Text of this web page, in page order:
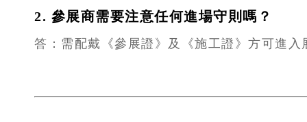
2. 參展商需要注意任何進場守則嗎？
答：需配戴《參展證》及《施工證》方可進入